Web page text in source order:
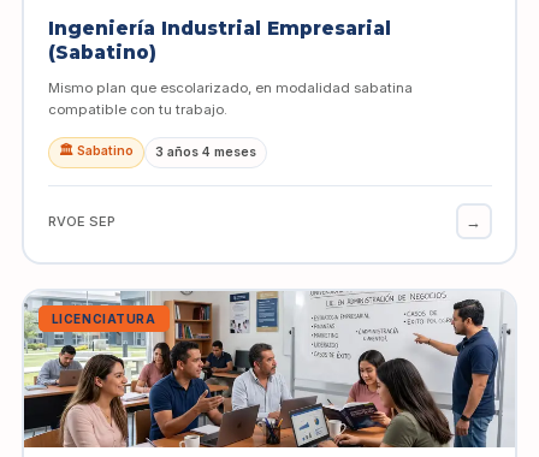
Ingeniería Industrial Empresarial
(Sabatino)
Mismo plan que escolarizado, en modalidad sabatina
compatible con tu trabajo.
🏛️ Sabatino 3 años 4 meses
RVOE SEP →
LICENCIATURA